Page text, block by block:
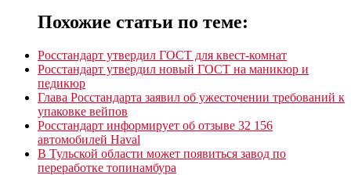
Похожие статьи по теме:
Росстандарт утвердил ГОСТ для квест-комнат
Росстандарт утвердил новый ГОСТ на маникюр и
педикюр
Глава Росстандарта заявил об ужесточении требований к
упаковке вейпов
Росстандарт информирует об отзыве 32 156
автомобилей Haval
В Тульской области может появиться завод по
переработке топинамбура